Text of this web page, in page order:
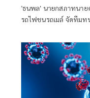
'ธนพล' นายกสภาทนาย
รถไฟชนรถเมล์ จัดทีมท
ขสมก.'